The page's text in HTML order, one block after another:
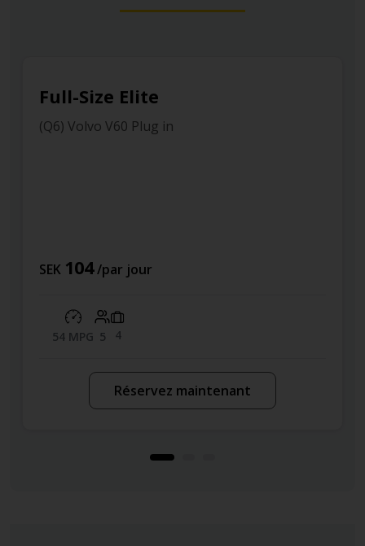
Full-Size Elite
(Q6) Volvo V60 Plug in
SEK 104/par jour
54 MPG 5 4
Réservez maintenant